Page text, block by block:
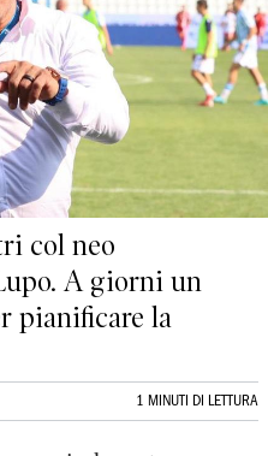
col neo
A giorni un
pianificare la
1 MINUTI DI LETTURA